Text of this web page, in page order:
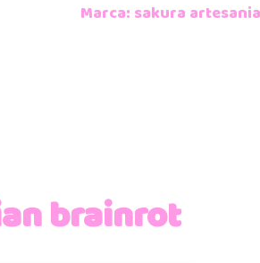
Marca: sakura artesania
brainrot